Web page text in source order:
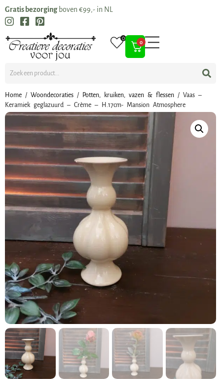
Gratis bezorging boven €99,- in NL
0
0
Home / Woondecoraties / Potten, kruiken, vazen & flessen / Vaas –
Keramiek geglazuurd – Crème – H.17cm- Mansion Atmosphere